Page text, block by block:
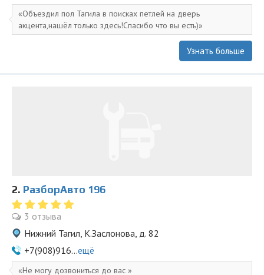
Объездил пол Тагила в поисках петлей на дверь
акцента,нашёл только здесь!Спасибо что вы есть)
Узнать больше
2. РазборАвто 196
3 отзыва
Нижний Тагил, К.Заслонова, д. 82
+7(908)916...ещё
Не могу дозвониться до вас